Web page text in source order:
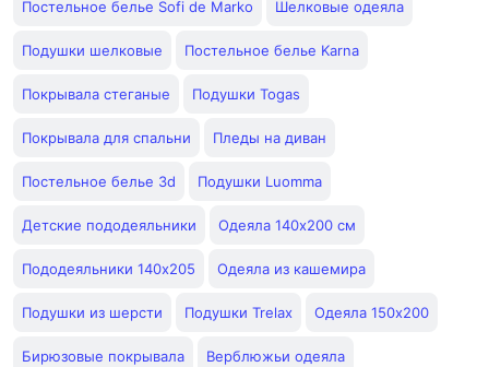
Постельное белье Sofi de Marko Шелковые одеяла
Подушки шелковые Постельное белье Karna
Покрывала стеганые Подушки Togas
Покрывала для спальни Пледы на диван
Постельное белье 3d Подушки Luomma
Детские пододеяльники Одеяла 140x200 см
Пододеяльники 140x205 Одеяла из кашемира
Подушки из шерсти Подушки Trelax Одеяла 150х200
Бирюзовые покрывала Верблюжьи одеяла